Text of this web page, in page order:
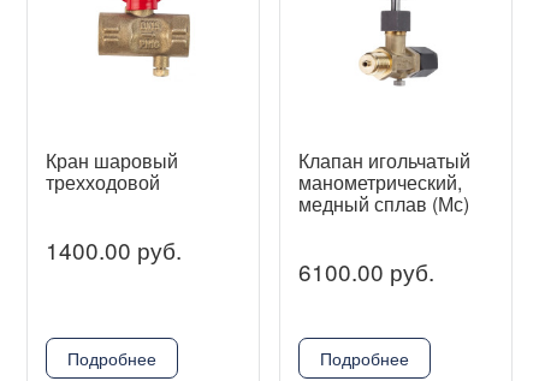
Кран шаровый
трехходовой
1400.00 руб.
Подробнее
Клапан игольчатый
манометрический,
медный сплав (Мс)
6100.00 руб.
Подробнее